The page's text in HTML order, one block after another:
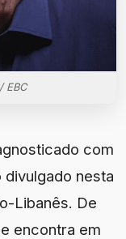
EBC
com
nesta
Libanês. De
encontra em